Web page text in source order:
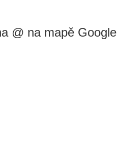
@ na mapě Google